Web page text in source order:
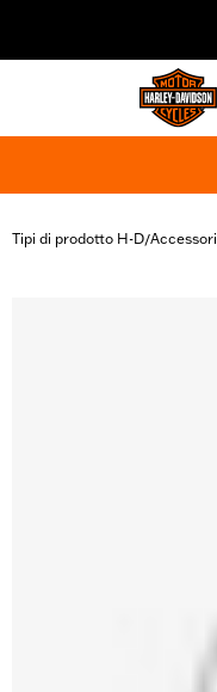
Tipi di prodotto H-D/Accessori